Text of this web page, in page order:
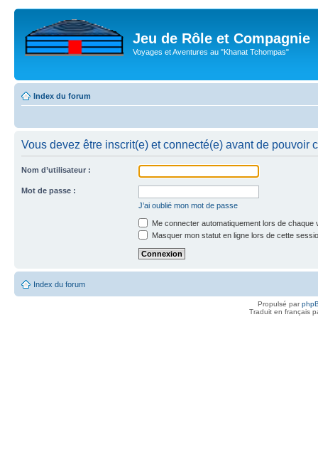
Jeu de Rôle et Compagnie
Voyages et Aventures au "Khanat Tchompas"
Index du forum
Vous devez être inscrit(e) et connecté(e) avant de pouvoir
Nom d’utilisateur :
Mot de passe :
J’ai oublié mon mot de passe
Me connecter automatiquement lors de chaque
Masquer mon statut en ligne lors de cette
Index du forum
Propulsé par
Traduit en français